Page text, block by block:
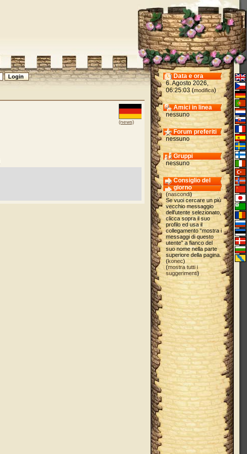
(news)
Data e ora
6. Agosto 2026,
06:25:03 (modifica)
Amici in linea
nessuno
Forum preferiti
nessuno
Gruppi
nessuno
Consiglio del
giorno
(nascondi)
Se vuoi cercare un più
vecchio messaggio
dell'utente selezionato,
clicca sopra il suo
profilo ed usa il
collegamento “mostra i
messaggi di questo
utente” a fianco del
suo nome nella parte
superiore della pagina.
(konec)
(mostra tutti i
suggerimenti)